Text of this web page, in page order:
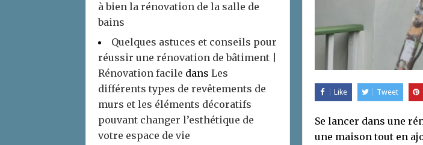
Like Tweet
Se lancer dans une
une maison tout en
à bien la rénovation de la salle de
bains
Quelques astuces et conseils pour
réussir une rénovation de bâtiment |
Rénovation facile dans Les
différents types de revêtements de
murs et les éléments décoratifs
pouvant changer l’esthétique de
votre espace de vie